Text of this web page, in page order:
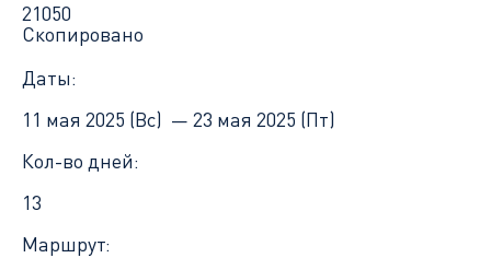
21050
Скопировано
Даты:
11 мая 2025 (Вс) — 23 мая 2025 (Пт)
Кол-во дней:
13
Маршрут: